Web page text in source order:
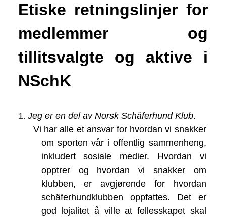
Etiske retningslinjer for
medlemmer og
tillitsvalgte og aktive i
NSchK
1. Jeg er en del av Norsk Schäferhund Klub.
Vi har alle et ansvar for hvordan vi snakker
om sporten vår i offentlig sammenheng,
inkludert sosiale medier. Hvordan vi
opptrer og hvordan vi snakker om
klubben, er avgjørende for hvordan
schäferhundklubben oppfattes. Det er
god lojalitet å ville at fellesskapet skal